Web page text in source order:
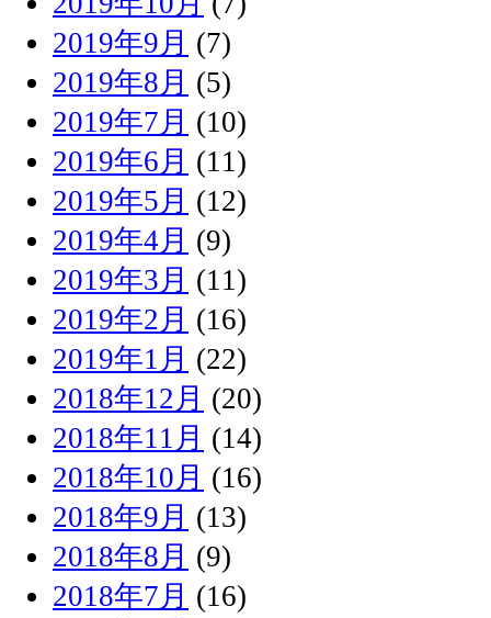
2019年9月 (7)
2019年8月 (5)
2019年7月 (10)
2019年6月 (11)
2019年5月 (12)
2019年4月 (9)
2019年3月 (11)
2019年2月 (16)
2019年1月 (22)
2018年12月 (20)
2018年11月 (14)
2018年10月 (16)
2018年9月 (13)
2018年8月 (9)
2018年7月 (16)